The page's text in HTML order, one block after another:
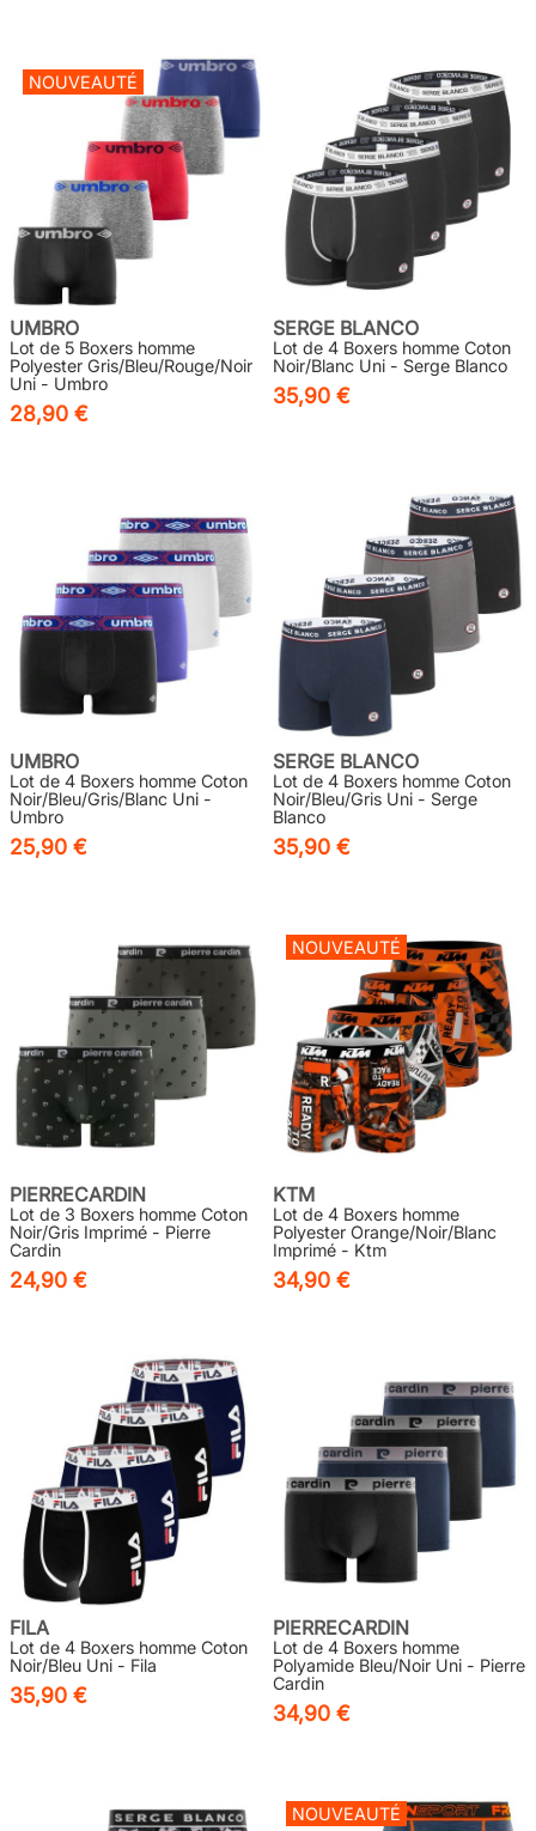
NOUVEAUTÉ
UMBRO
Lot de 5 Boxers homme
Polyester Gris/Bleu/Rouge/Noir
Uni - Umbro
28,90 €
SERGE BLANCO
Lot de 4 Boxers homme Coton
Noir/Blanc Uni - Serge Blanco
35,90 €
UMBRO
Lot de 4 Boxers homme Coton
Noir/Bleu/Gris/Blanc Uni -
Umbro
25,90 €
SERGE BLANCO
Lot de 4 Boxers homme Coton
Noir/Bleu/Gris Uni - Serge
Blanco
35,90 €
PIERRECARDIN
Lot de 3 Boxers homme Coton
Noir/Gris Imprimé - Pierre
Cardin
24,90 €
NOUVEAUTÉ
KTM
Lot de 4 Boxers homme
Polyester Orange/Noir/Blanc
Imprimé - Ktm
34,90 €
FILA
Lot de 4 Boxers homme Coton
Noir/Bleu Uni - Fila
35,90 €
PIERRECARDIN
Lot de 4 Boxers homme
Polyamide Bleu/Noir Uni - Pierre
Cardin
34,90 €
NOUVEAUTÉ